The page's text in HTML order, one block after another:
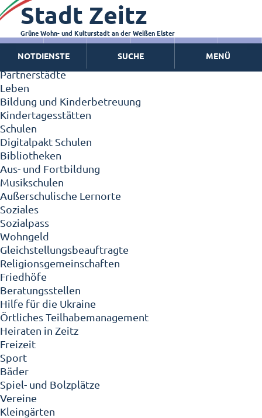
Zeitz - Die Kleinstadt
Willkommen in Zeitz!
Interview mit Oberbürgermeister Christian Thieme
Zeitz - Stadt der Zukunft
Ortschaften
Partnerstädte
Leben
Bildung und Kinderbetreuung
Kindertagesstätten
Schulen
Digitalpakt Schulen
Bibliotheken
Aus- und Fortbildung
Musikschulen
Außerschulische Lernorte
Soziales
Sozialpass
Wohngeld
Gleichstellungsbeauftragte
Religionsgemeinschaften
Friedhöfe
Beratungsstellen
Hilfe für die Ukraine
Örtliches Teilhabemanagement
Heiraten in Zeitz
Freizeit
Sport
Bäder
Spiel- und Bolzplätze
Vereine
Kleingärten
Stadt Zeitz
Grüne Wohn- und Kulturstadt an der Weißen Elster
NOTDIENSTE SUCHE MENÜ